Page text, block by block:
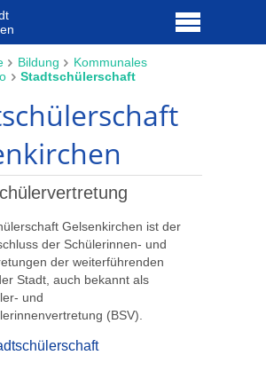
Bildung
Kommunales
Stadtschülerschaft
Gelsenkirchen ist der
der Schülerinnen- und
der weiterführenden
Stadt, auch bekannt als
und
(BSV).